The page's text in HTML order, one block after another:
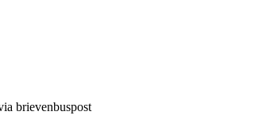
brievenbuspost